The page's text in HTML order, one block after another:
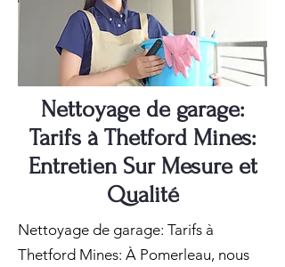
Nettoyage de garage:
Tarifs à Thetford Mines:
Entretien Sur Mesure et
Qualité
Nettoyage de garage: Tarifs à
Thetford Mines: À Pomerleau, nous